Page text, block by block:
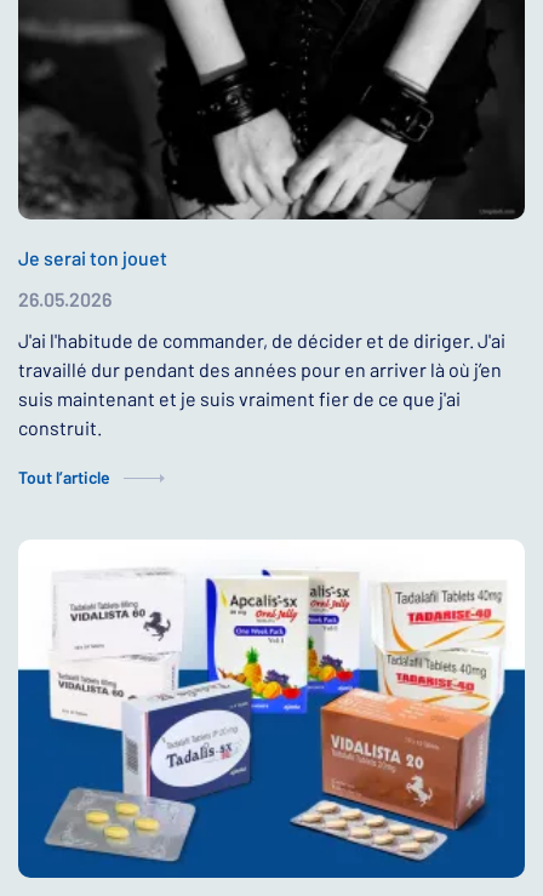
Je serai ton jouet
26.05.2026
J'ai l'habitude de commander, de décider et de diriger. J'ai
travaillé dur pendant des années pour en arriver là où j’en
suis maintenant et je suis vraiment fier de ce que j'ai
construit.
Tout l’article